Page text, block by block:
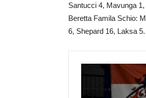
Santucci 4, Mavunga
Beretta Famila Schio:
6, Shepard 16, Laksa 5.